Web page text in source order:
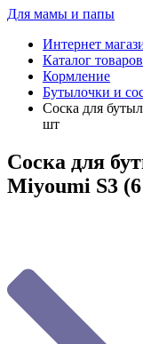
Для мамы и папы
Интернет
Каталог товаров
Кормление
Бутылочки и
Соска для
шт
Соска для
Мiyoumi S3